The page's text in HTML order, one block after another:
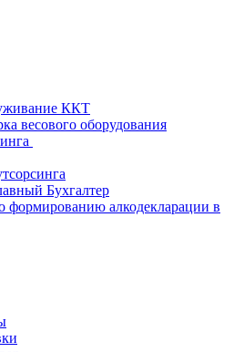
ККТ
весового оборудования
Бухгалтер
формированию алкодекларации в